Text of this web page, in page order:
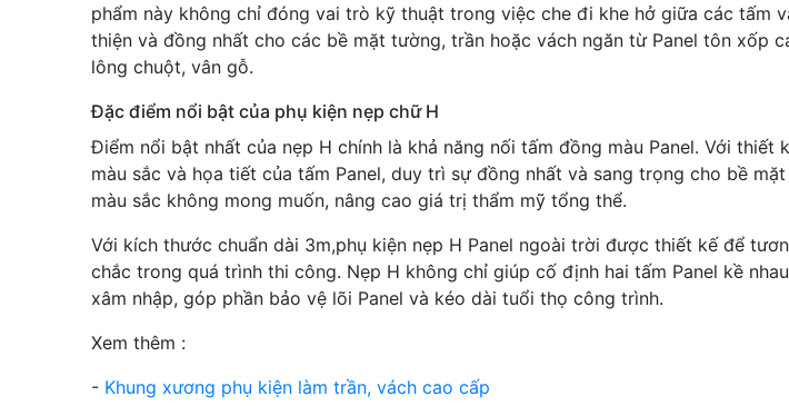
phẩm này không chỉ đóng vai trò kỹ thuật trong việc che đi khe hở giữa các tấm
thiện và đồng nhất cho các bề mặt tường, trần hoặc vách ngăn từ Panel tôn xốp
lông chuột, vân gỗ.
Đặc điểm nổi bật của phụ kiện nẹp chữ H
Điểm nổi bật nhất của nẹp H chính là khả năng nối tấm đồng màu Panel. Với
màu sắc và họa tiết của tấm Panel, duy trì sự đồng nhất và sang trọng cho bề
màu sắc không mong muốn, nâng cao giá trị thẩm mỹ tổng thể.
Với kích thước chuẩn dài 3m,phụ kiện nẹp H Panel ngoài trời được thiết kế để
chắc trong quá trình thi công. Nẹp H không chỉ giúp cố định hai tấm Panel kề
xâm nhập, góp phần bảo vệ lõi Panel và kéo dài tuổi thọ công trình.
Xem thêm :
- Khung xương phụ kiện làm trần, vách cao cấp